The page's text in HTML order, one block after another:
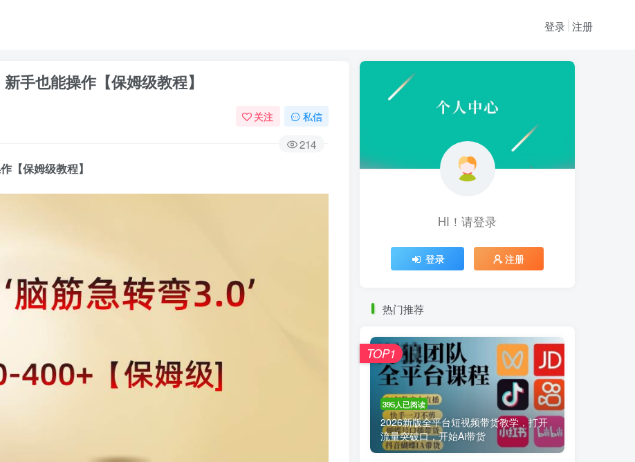
登录 注册
手也能操作【保姆级教程】
关注 私信
214
【保姆级教程】
HI！请登录
登录 注册
热门推荐
395人已阅读
2026新版全平台短视频带货教学，打开
流量突破口，开始Ai带货
TOP1
HI！请登录
登录 注册
热门推荐
395人已阅读
2026新版全平台短视频带货教学，打开
流量突破口，开始Ai带货
TOP1